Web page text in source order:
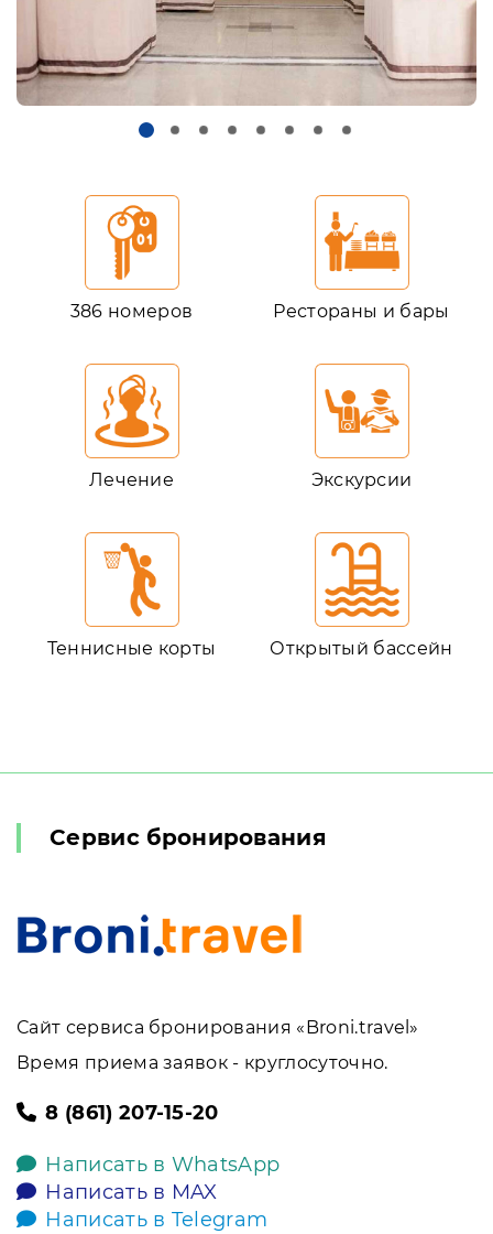
386 номеров Рестораны и бары
Лечение Экскурсии
Теннисные корты Открытый бассейн
Сервис бронирования
Сайт сервиса бронирования «Broni.travel»
Время приема заявок - круглосуточно.
8 (861) 207-15-20
Написать в WhatsApp
Написать в MAX
Написать в Telegram